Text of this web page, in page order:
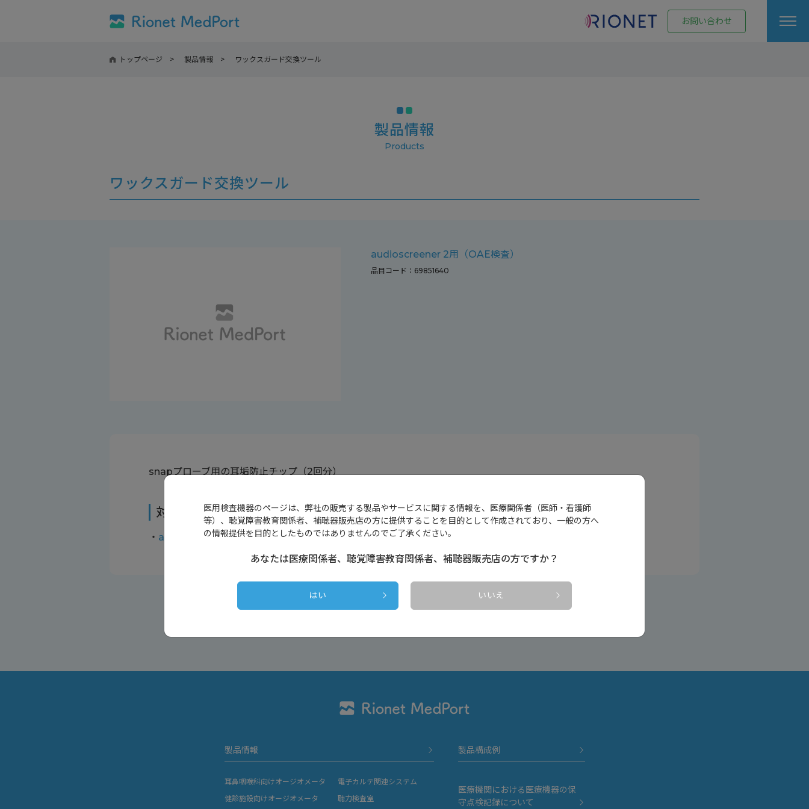
お問い合わせ
トップページ 製品情報 ワックスガード交換ツール
医用検査機器のページは、弊社の販売する製品やサービスに関する情報を、医療関係者（医師・看護師
等）、聴覚障害教育関係者、補聴器販売店の方に提供することを目的として作成されており、一般の方へ
の情報提供を目的としたものではありませんのでご了承ください。
あなたは医療関係者、聴覚障害教育関係者、補聴器販売店の方ですか？
はい いいえ
製品情報
ワックスガード交換ツール
audioscreener 2用（OAE検査）
品目コード：69851640
snapプローブ用の耳垢防止チップ（2回分）
対象機種
・ audioscreener 2
戻る
製品情報
耳鼻咽喉科向けオージオメータ
健診施設向けオージオメータ
電子カルテ関連システム
聴力検査室
製品構成例
医療機関における医療機器の保
守点検記録について